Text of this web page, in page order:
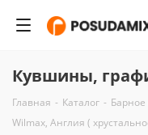
Кувшины,
Главная - Каталог - Барное
Wilmax, Англия (